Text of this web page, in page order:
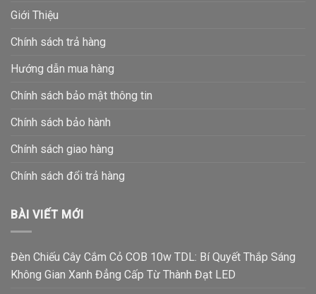
Giới Thiệu
Chính sách trả hàng
Hướng dẫn mua hàng
Chính sách bảo mật thông tin
Chính sách bảo hành
Chính sách giao hàng
Chính sách đổi trả hàng
BÀI VIẾT MỚI
Đèn Chiếu Cây Cắm Cỏ COB 10w TDL: Bí Quyết Thắp Sáng
Không Gian Xanh Đẳng Cấp Từ Thành Đạt LED